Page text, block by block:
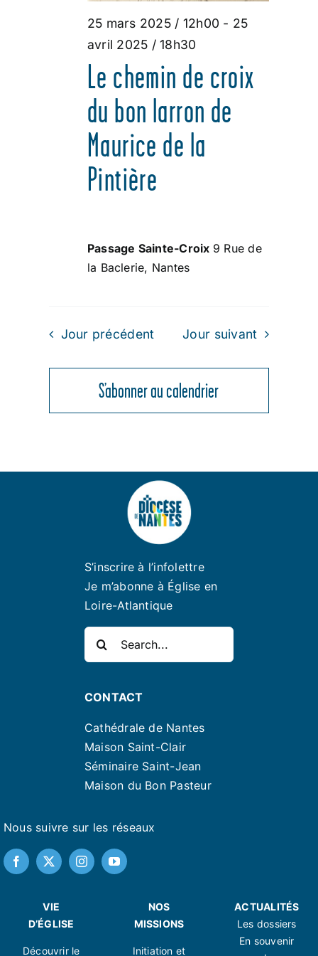
2025
Le chemin de croix
du bon larron de
Maurice de la
Pintière
25 mars 2025 / 12h00 - 25
avril 2025 / 18h30
Passage Sainte-Croix 9 Rue de
la Baclerie, Nantes
Jour précédent Jour suivant
S’abonner au calendrier
S’inscrire à l’infolettre
Je m’abonne à Église en
Loire-Atlantique
Rechercher:
Nous suivre sur les réseaux
CONTACT
Cathédrale de Nantes
Maison Saint-Clair
Séminaire Saint-Jean
Maison du Bon Pasteur
VIE
D’ÉGLISE
Découvrir le
NOS
MISSIONS
Initiation et
ACTUALITÉS
Les dossiers
En souvenir